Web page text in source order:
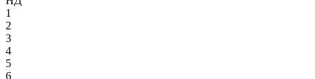
1
2
3
4
5
6